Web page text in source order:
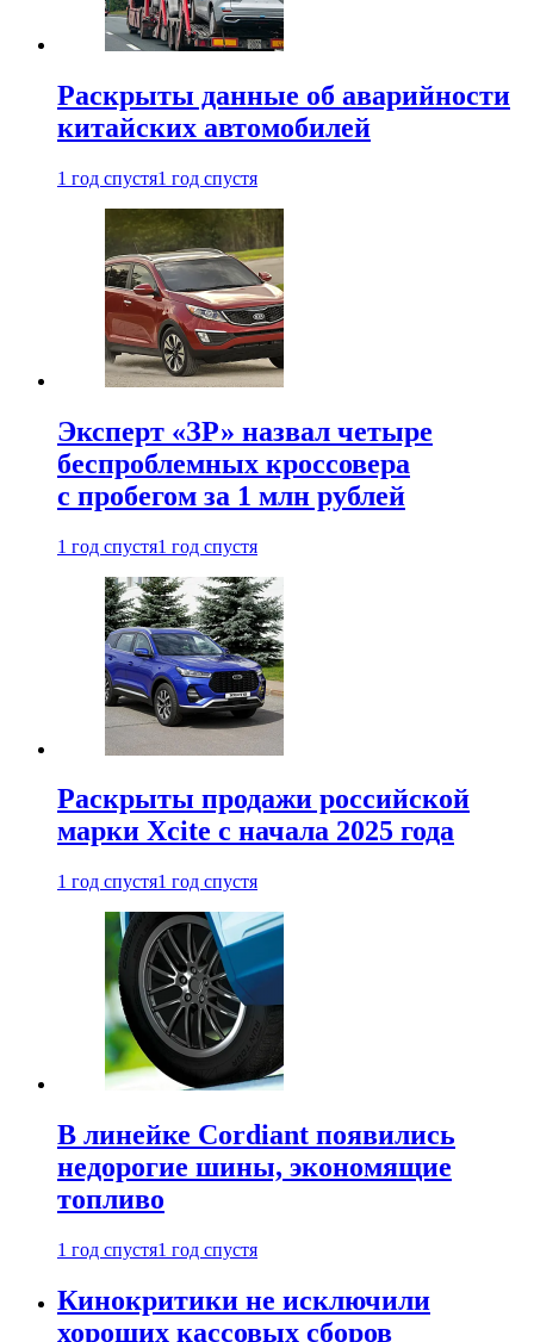
Раскрыты данные об аварийности
китайских автомобилей
1 год спустя1 год спустя
Эксперт «ЗР» назвал четыре
беспроблемных кроссовера
с пробегом за 1 млн рублей
1 год спустя1 год спустя
Раскрыты продажи российской
марки Xcite с начала 2025 года
1 год спустя1 год спустя
В линейке Cordiant появились
недорогие шины, экономящие
топливо
1 год спустя1 год спустя
Кинокритики не исключили
хороших кассовых сборов